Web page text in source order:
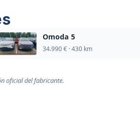
Omoda 5
34.990 € · 430 km
oficial del fabricante.